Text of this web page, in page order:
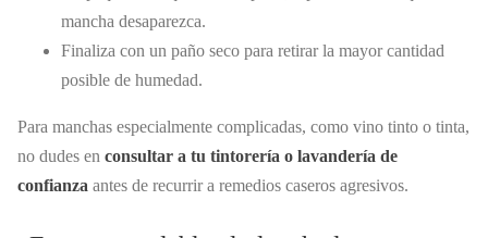
mancha desaparezca.
Finaliza con un paño seco para retirar la mayor cantidad
posible de humedad.
Para manchas especialmente complicadas, como vino tinto o tinta,
no dudes en consultar a tu tintorería o lavandería de
confianza antes de recurrir a remedios caseros agresivos.